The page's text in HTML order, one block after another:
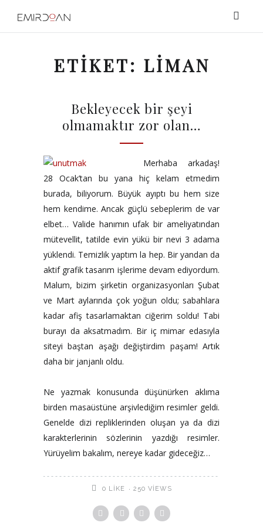
ETIKET: LIMAN
Bekleyecek bir şeyi
olmamaktır zor olan…
Merhaba arkadaş!
28 Ocak’tan bu yana hiç kelam etmedim
burada, biliyorum. Büyük ayıptı bu hem size
hem kendime. Ancak güçlü sebeplerim de var
elbet… Valide hanımın ufak bir ameliyatından
mütevellit, tatilde evin yükü bir nevi 3 adama
yüklendi. Temizlik yaptım la hep. Bir yandan da
aktif grafik tasarım işlerime devam ediyordum.
Malum, bizim şirketin organizasyonları Şubat
ve Mart aylarında çok yoğun oldu; sabahlara
kadar afiş tasarlamaktan ciğerim soldu! Tabi
burayı da aksatmadım. Bir iç mimar edasıyla
siteyi baştan aşağı değiştirdim paşam! Artık
daha bir janjanlı oldu.
Ne yazmak konusunda düşünürken aklıma
birden masaüstüne arşivlediğim resimler geldi.
Genelde dizi repliklerinden oluşan ya da dizi
karakterlerinin sözlerinin yazdığı resimler.
Yürüyelim bakalım, nereye kadar gideceğiz…
0 LIKE 250 VIEWS